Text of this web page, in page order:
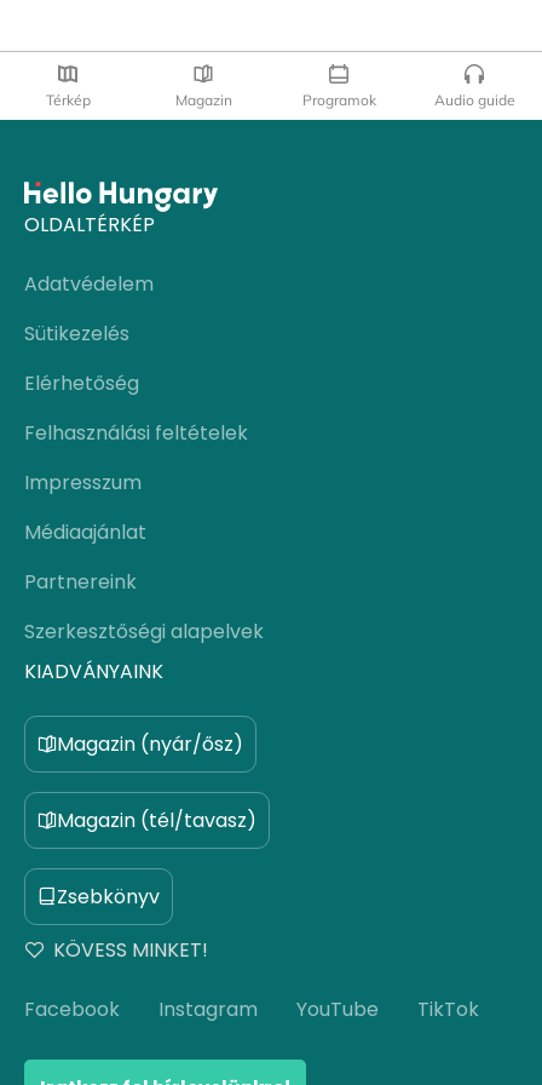
Térkép Magazin Programok Audio guide
OLDALTÉRKÉP
Adatvédelem
Sütikezelés
Elérhetőség
Felhasználási feltételek
Impresszum
Médiaajánlat
Partnereink
Szerkesztőségi alapelvek
KIADVÁNYAINK
Magazin (nyár/ősz)
Magazin (tél/tavasz)
Zsebkönyv
KÖVESS MINKET!
Facebook Instagram YouTube TikTok